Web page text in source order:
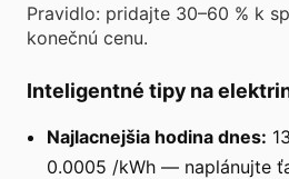
Pravidlo: pridajte 30–60 % k
konečnú cenu.
Inteligentné tipy na
Najlacnejšia hodina dnes:
0.0005 /kWh — naplánujte